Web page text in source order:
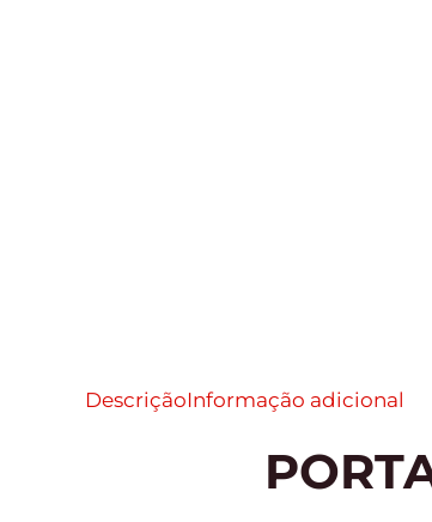
DescriçãoInformação adicional